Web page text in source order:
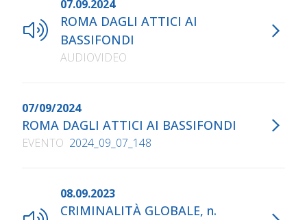
07.09.2024
ROMA DAGLI ATTICI AI
BASSIFONDI
AUDIOVIDEO
07/09/2024
ROMA DAGLI ATTICI AI BASSIFONDI
EVENTO 2024_09_07_148
08.09.2023
CRIMINALITÀ GLOBALE, n.